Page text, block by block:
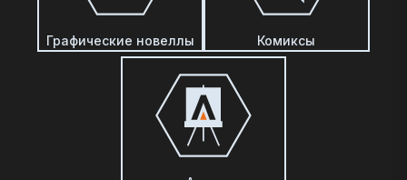
Графические новеллы Комиксы